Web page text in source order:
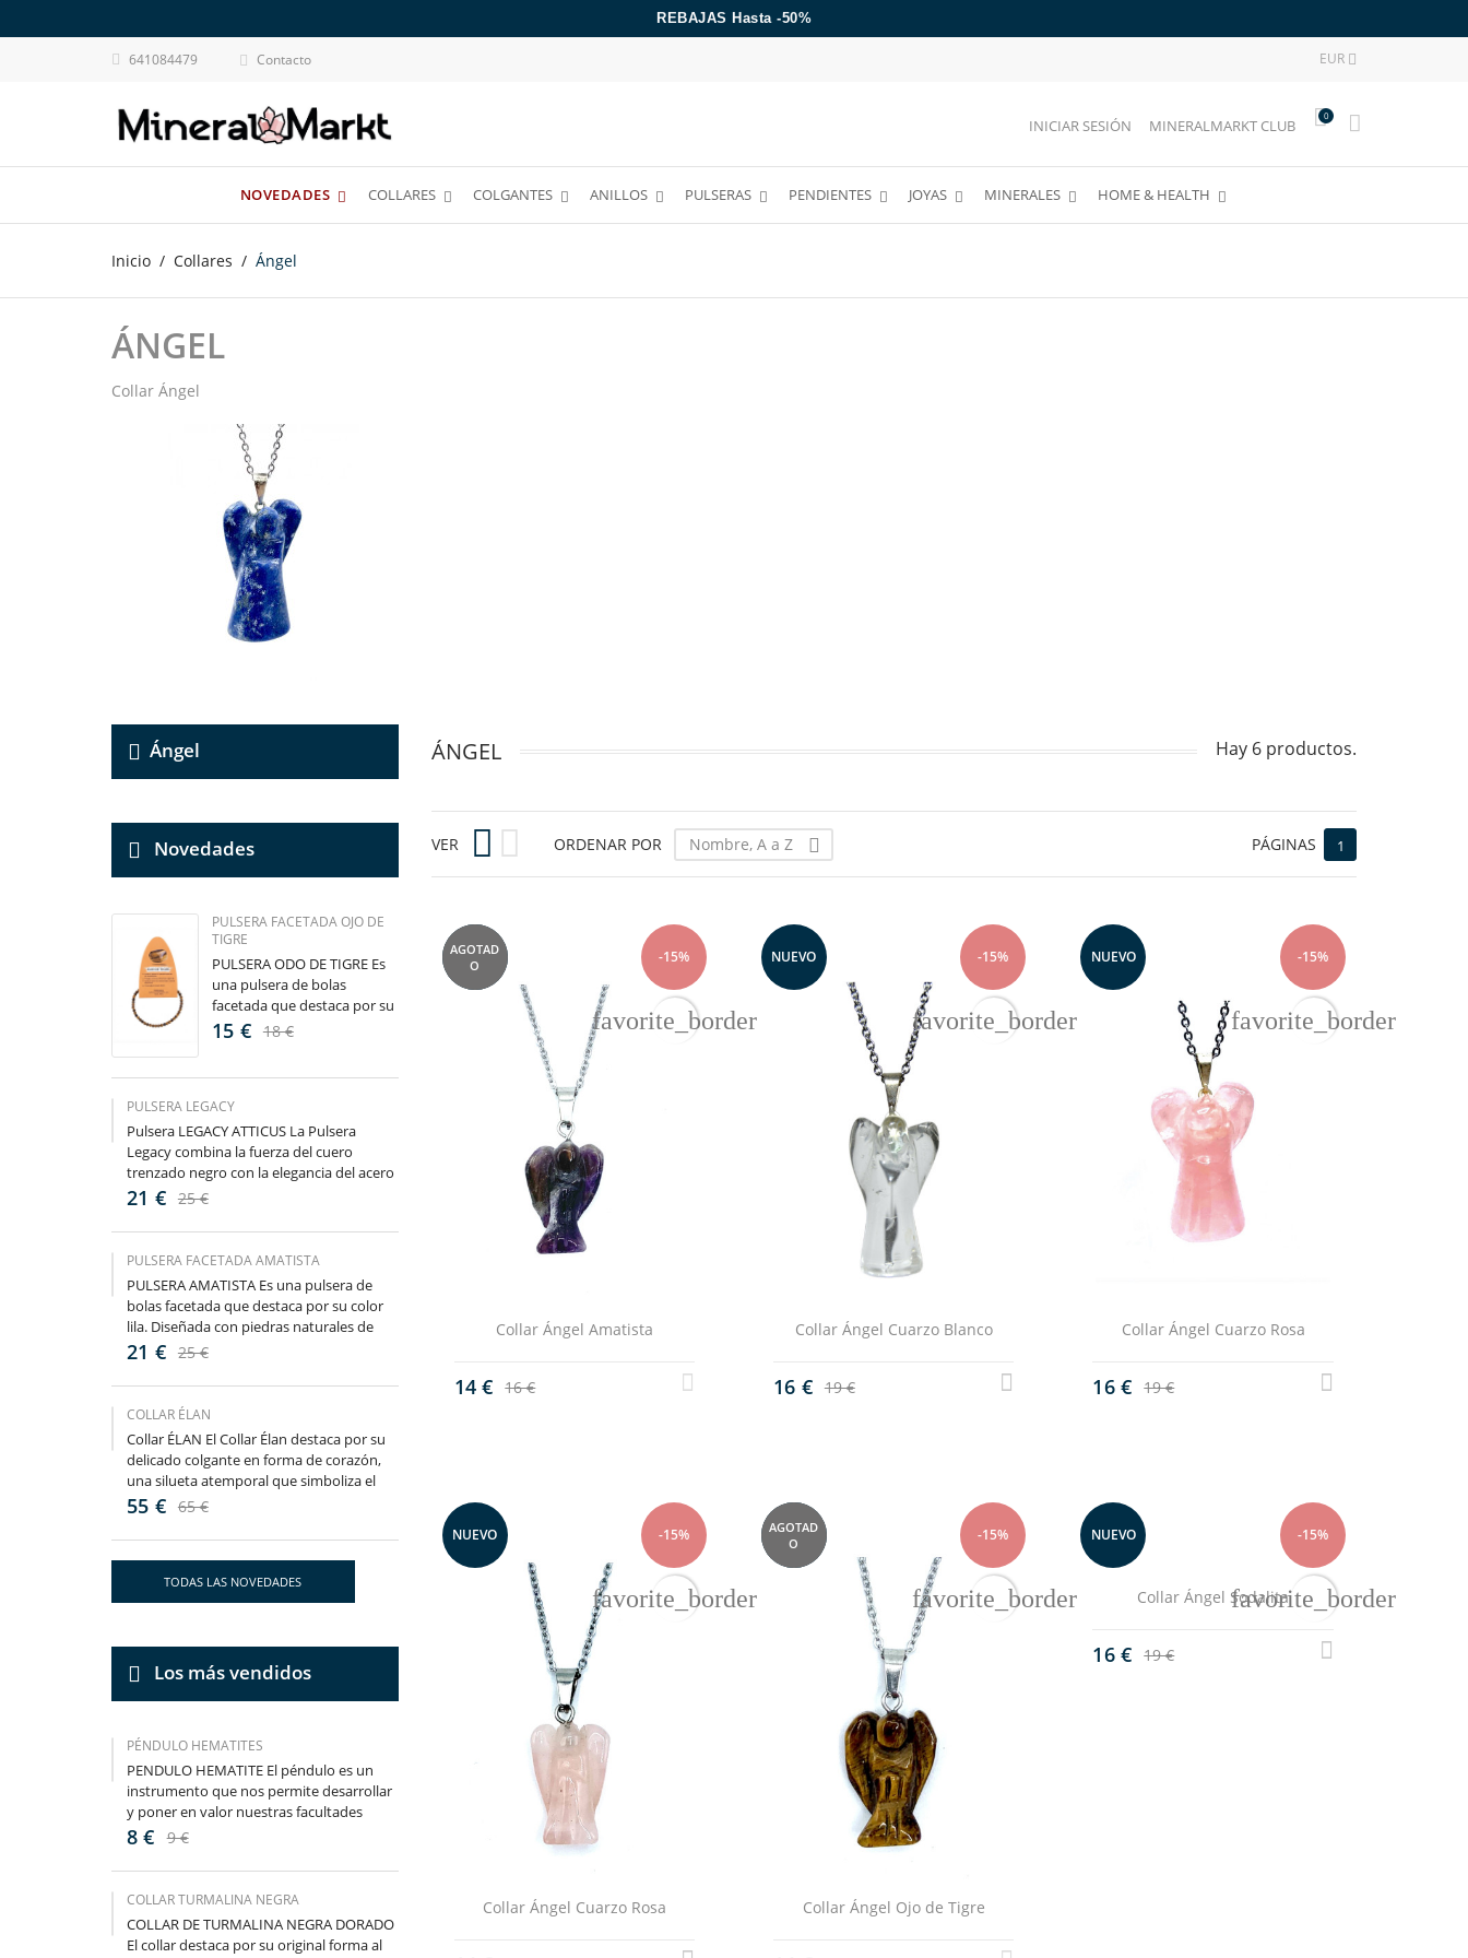
REBAJAS Hasta -50%
ENVÍO GRATIS A PARTIR DE 39€
641084479  Contacto EUR 
INICIAR SESIÓN MINERALMARKT CLUB
0
NOVEDADES COLLARES COLGANTES ANILLOS PULSERAS PENDIENTES JOYAS MINERALES HOME & HEALTH
Inicio Collares Ángel
ÁNGEL
Collar Ángel
Ángel
Novedades
PULSERA FACETADA OJO DE
TIGRE
PULSERA ODO DE TIGRE Es
una pulsera de bolas
facetada que destaca por su
color marón. Diseñada con
15 € 18 €
PULSERA LEGACY
Pulsera LEGACY ATTICUS La Pulsera
Legacy combina la fuerza del cuero
trenzado negro con la elegancia del acero
inoxidable en un diseño masculino,...
21 € 25 €
PULSERA FACETADA AMATISTA
PULSERA AMATISTA Es una pulsera de
bolas facetada que destaca por su color
lila. Diseñada con piedras naturales de
Amatista Características: La...
21 € 25 €
COLLAR ÉLAN
Collar ÉLAN El Collar Élan destaca por su
delicado colgante en forma de corazón,
una silueta atemporal que simboliza el
amor, el cariño y los...
55 € 65 €
TODAS LAS NOVEDADES
Los más vendidos
PÉNDULO HEMATITES
PENDULO HEMATITE El péndulo es un
instrumento que nos permite desarrollar
y poner en valor nuestras facultades
psíquicas o poderes mentales a...
8 € 9 €
COLLAR TURMALINA NEGRA
COLLAR DE TURMALINA NEGRA DORADO
El collar destaca por su original forma al
ÁNGEL Hay 6 productos.
VER   ORDENAR POR Nombre, A a Z  PÁGINAS 1
-15%
NUEVO
AGOTAD
O
Collar Ángel Amatista
14 € 16 €
favorite_border
-15%
NUEVO
Collar Ángel Cuarzo Blanco
16 € 19 €
favorite_border
-15%
NUEVO
Collar Ángel Cuarzo Rosa
16 € 19 €
favorite_border
-15%
NUEVO
Collar Ángel Cuarzo Rosa
favorite_border
-15%
NUEVO
AGOTAD
O
Collar Ángel Ojo de Tigre
favorite_border
-15%
NUEVO
Collar Ángel Sodalita
16 € 19 €
favorite_border
CREAR LISTA DE DESEOS